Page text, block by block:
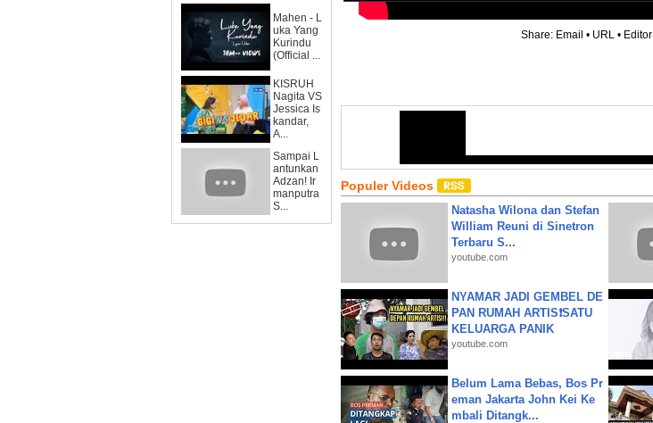
Mahen - L
uka Yang
Kurindu
(Official ...
KISRUH
Nagita VS
Jessica Is
kandar,
A...
Sampai L
antunkan
Adzan! Ir
manputra
S...
Share: Email • URL • Editor
Populer Videos
Natasha Wilona dan Stefan
William Reuni di Sinetron
Terbaru S...
youtube.com
NYAMAR JADI GEMBEL DE
PAN RUMAH ARTIS❗SATU
KELUARGA PANIK
youtube.com
Belum Lama Bebas, Bos Pr
eman Jakarta John Kei Ke
mbali Ditangk...